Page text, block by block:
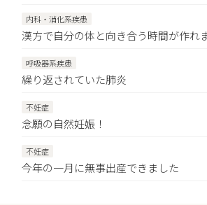
内科・消化系疾患
漢方で自分の体と向き合う時間が作れ
呼吸器系疾患
繰り返されていた肺炎
不妊症
念願の自然妊娠！
不妊症
今年の一月に無事出産できました